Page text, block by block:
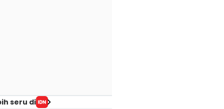
seru di